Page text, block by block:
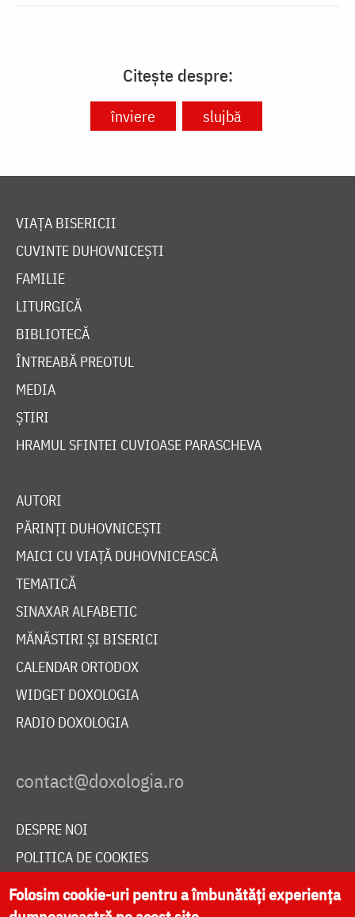
Citește despre:
înviere slujbă
VIAȚA BISERICII
CUVINTE DUHOVNICEȘTI
FAMILIE
LITURGICĂ
BIBLIOTECĂ
ÎNTREABĂ PREOTUL
MEDIA
ȘTIRI
HRAMUL SFINTEI CUVIOASE PARASCHEVA
AUTORI
PĂRINȚI DUHOVNICEȘTI
MAICI CU VIAȚĂ DUHOVNICEASCĂ
TEMATICĂ
SINAXAR ALFABETIC
MĂNĂSTIRI ȘI BISERICI
CALENDAR ORTODOX
WIDGET DOXOLOGIA
RADIO DOXOLOGIA
DESPRE NOI
POLITICA DE COOKIES
DONEAZĂ ONLINE PENTRU CATEDRALA NAȚIONALĂ
Folosim cookie-uri pentru a îmbunătăți experiența